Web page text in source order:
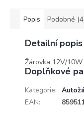
Popis Podobné
Detailní
Žárovka 12V/
Doplňkové
Kategorie:
EAN: